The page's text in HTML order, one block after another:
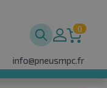
0
info@pneusmpc.fr